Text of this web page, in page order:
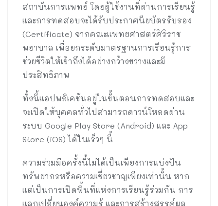
สถาบันการแพทย์ โดยผู้ใช้งานที่ผ่านการเรียนรู้
และการทดสอบจะได้รับประกาศนียบัตรรับรอง
(Certificate) จากคณะแพทยศาสตร์ศิริราช
พยาบาล เพื่อยกระดับมาตรฐานการเรียนรู้การ
ช่วยชีวิตให้เข้าถึงได้อย่างกว้างขวางและมี
ประสิทธิภาพ
ทั้งนี้แอปพลิเคชันอยู่ในขั้นตอนการทดสอบและ
จะเปิดให้บุคคลทั่วไปสามารถดาวน์โหลดผ่าน
ระบบ Google Play Store (Android) และ App
Store (iOS) ได้ในเร็วๆ นี้
ความร่วมมือครั้งนี้ไม่ได้เป็นเพียงการแบ่งปัน
ทรัพยากรหรือความเชี่ยวชาญเพียงเท่านั้น หาก
แต่เป็นการเปิดพื้นที่แห่งการเรียนรู้ร่วมกัน การ
แลกเปลี่ยนองค์ความรู้ และการสร้างสรรค์ผล